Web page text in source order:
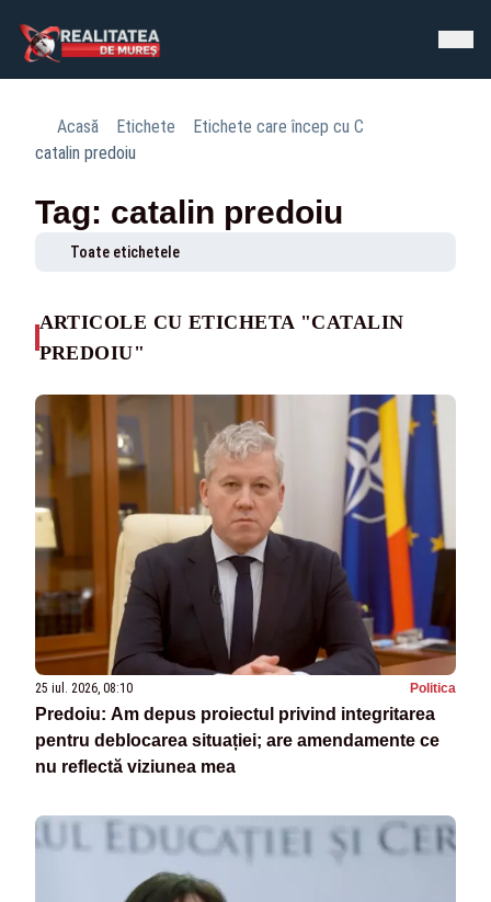
Acasă Etichete
Etichete care încep cu C
catalin predoiu
Tag: catalin predoiu
Toate etichetele
ARTICOLE CU ETICHETA "CATALIN
PREDOIU"
25 iul. 2026, 08:10 Politica
Predoiu: Am depus proiectul privind integritarea
pentru deblocarea situației; are amendamente ce
nu reflectă viziunea mea